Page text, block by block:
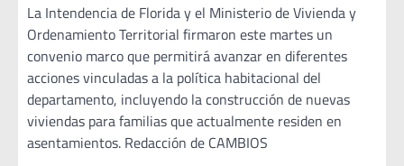
La Intendencia de Florida y el Ministerio de Vivienda y
Ordenamiento Territorial firmaron este martes un
convenio marco que permitirá avanzar en diferentes
acciones vinculadas a la política habitacional del
departamento, incluyendo la construcción de nuevas
viviendas para familias que actualmente residen en
asentamientos. Redacción de CAMBIOS